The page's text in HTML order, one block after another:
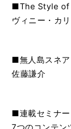
■The Style of
ヴィニー・カ
■無人島スネア
佐藤謙介
■連載セミナー
7つのコンテン